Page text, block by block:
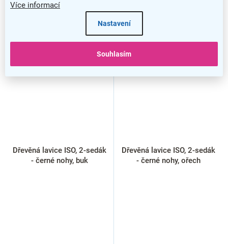
Více informací
Nastavení
Souhlasím
Dřevěná lavice ISO, 2-sedák
- černé nohy, buk
Dřevěná lavice ISO, 2-sedák
- černé nohy, ořech